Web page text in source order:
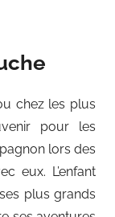
chez les plus
pour les
lors des
eux. L’enfant
plus grands